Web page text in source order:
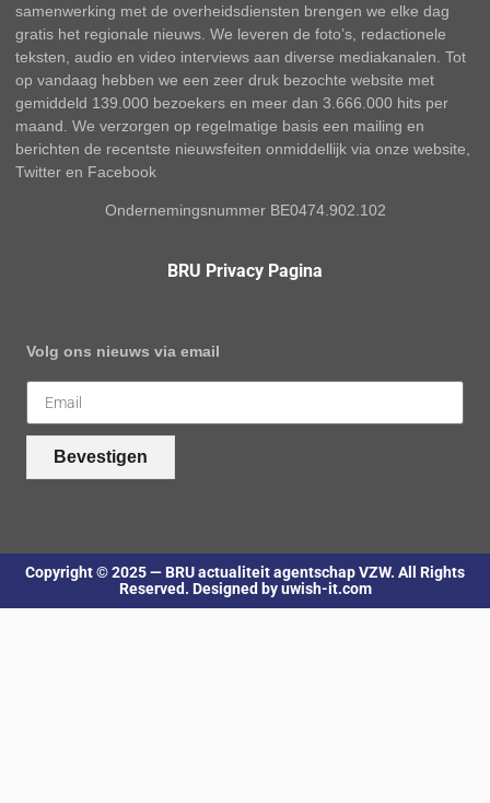
samenwerking met de overheidsdiensten brengen we elke dag
gratis het regionale nieuws. We leveren de foto’s, redactionele
teksten, audio en video interviews aan diverse mediakanalen. Tot
op vandaag hebben we een zeer druk bezochte website met
gemiddeld 139.000 bezoekers en meer dan 3.666.000 hits per
maand. We verzorgen op regelmatige basis een mailing en
berichten de recentste nieuwsfeiten onmiddellijk via onze website,
Twitter en Facebook
Ondernemingsnummer BE0474.902.102
BRU Privacy Pagina
Volg ons nieuws via email
Bevestigen
Copyright © 2025 — BRU actualiteit agentschap VZW. All Rights
Reserved. Designed by uwish-it.com